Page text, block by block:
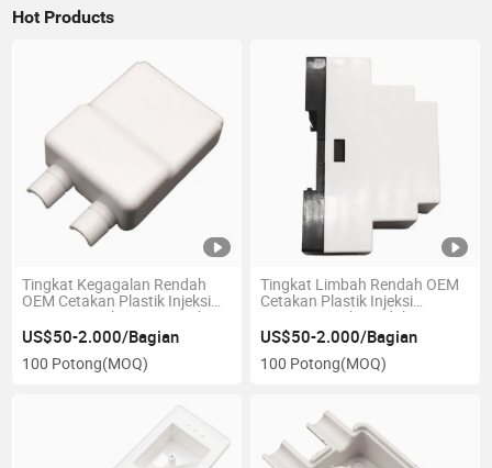
Hot Products
Tingkat Kegagalan Rendah
OEM Cetakan Plastik Injeksi
Kustom untuk Tutup Botol
Medis
US$50-2.000/Bagian
100 Potong(MOQ)
Tingkat Limbah Rendah OEM
Cetakan Plastik Injeksi
Kustom untuk Produk
Elektronik
US$50-2.000/Bagian
100 Potong(MOQ)